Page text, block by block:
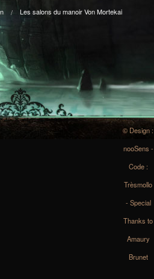
Les salons du manoir Von Mortekai
© Design :
nooSens -
Code :
Trèsmollo
- Special
Thanks to
Amaury
Brunet